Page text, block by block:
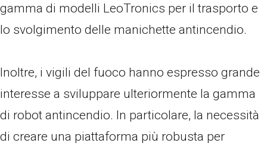
gamma di modelli LeoTronics per il trasporto e
lo svolgimento delle manichette antincendio.
Inoltre, i vigili del fuoco hanno espresso grande
interesse a sviluppare ulteriormente la gamma
di robot antincendio. In particolare, la necessità
di creare una piattaforma più robusta per